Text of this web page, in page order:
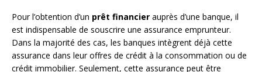
Pour l’obtention d’un prêt financier auprès d’une banque, il
est indispensable de souscrire une assurance emprunteur.
Dans la majorité des cas, les banques intègrent déjà cette
assurance dans leur offres de crédit à la consommation ou de
crédit immobilier. Seulement, cette assurance peut être